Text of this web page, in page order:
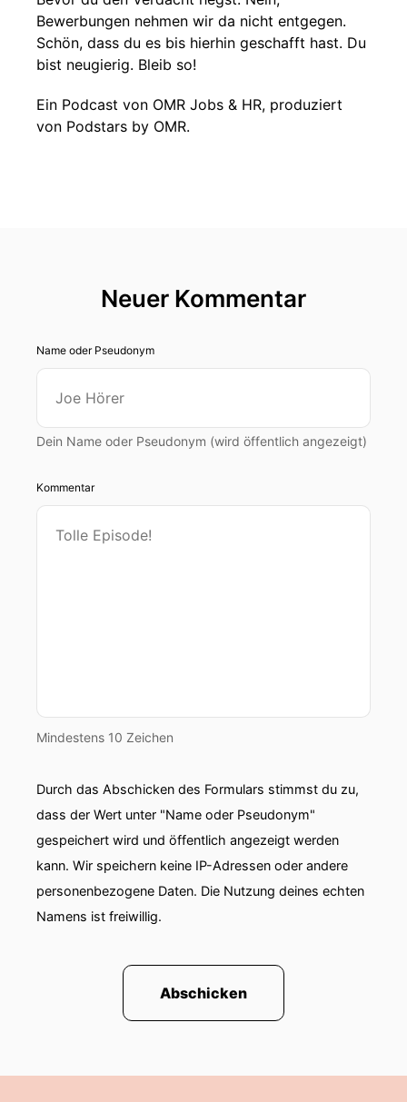
Bewerbungen nehmen wir da nicht entgegen.
Schön, dass du es bis hierhin geschafft hast. Du
bist neugierig. Bleib so!
Ein Podcast von OMR Jobs & HR, produziert
von Podstars by OMR.
Neuer Kommentar
Name oder Pseudonym
Dein Name oder Pseudonym (wird öffentlich angezeigt)
Kommentar
Mindestens 10 Zeichen
Durch das Abschicken des Formulars stimmst du zu,
dass der Wert unter "Name oder Pseudonym"
gespeichert wird und öffentlich angezeigt werden
kann. Wir speichern keine IP-Adressen oder andere
personenbezogene Daten. Die Nutzung deines echten
Namens ist freiwillig.
Abschicken